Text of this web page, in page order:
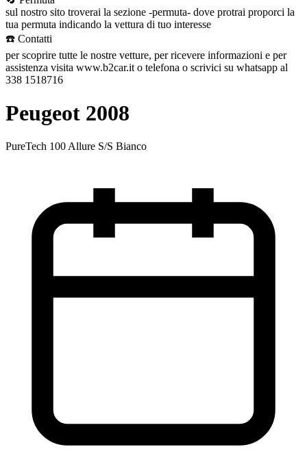
sul nostro sito troverai la sezione -permuta- dove protrai proporci la
tua permuta indicando la vettura di tuo interesse
☎️ Contatti
per scoprire tutte le nostre vetture, per ricevere informazioni e per
assistenza visita www.b2car.it o telefona o scrivici su whatsapp al
338 1518716
Peugeot 2008
PureTech 100 Allure S/S Bianco